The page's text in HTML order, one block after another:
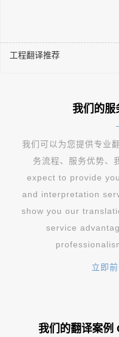
工程翻译推荐
我们的
我们可以为您提供专业
务流程、服务优势、
expect to provide
and interpretation
show you our
service
立即
我们的翻译案